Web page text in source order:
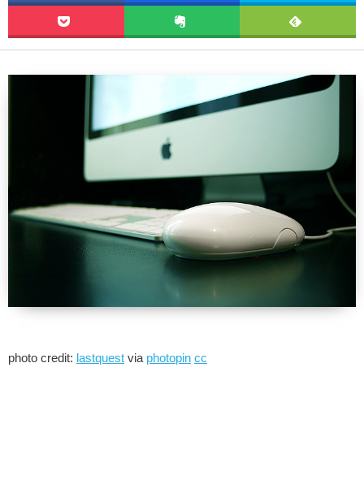
photo credit: lastquest via photopin cc